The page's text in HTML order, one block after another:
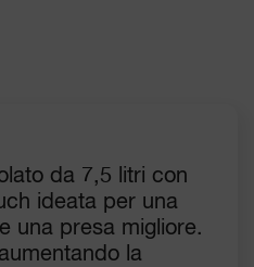
da 7,5 litri con
ideata per una
una presa migliore.
la